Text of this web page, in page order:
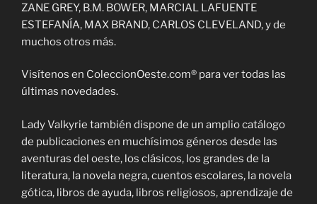
ZANE GREY, B.M. BOWER, MARCIAL LAFUENTE
ESTEFANÍA, MAX BRAND, CARLOS CLEVELAND, y de
muchos otros más.
Visítenos en ColeccionOeste.com® para ver todas las
últimas novedades.
Lady Valkyrie también dispone de un amplio catálogo
de publicaciones en muchísimos géneros desde las
aventuras del oeste, los clásicos, los grandes de la
literatura, la novela negra, cuentos escolares, la novela
gótica, libros de ayuda, libros religiosos, aprendizaje de